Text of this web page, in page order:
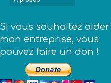
Si vous souhaitez aider
mon entreprise, vous
pouvez faire un don !